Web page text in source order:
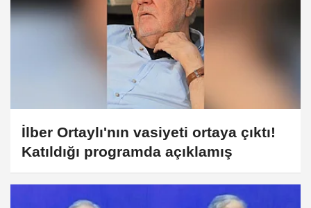
İlber Ortaylı'nın vasiyeti ortaya çıktı!
Katıldığı programda açıklamış